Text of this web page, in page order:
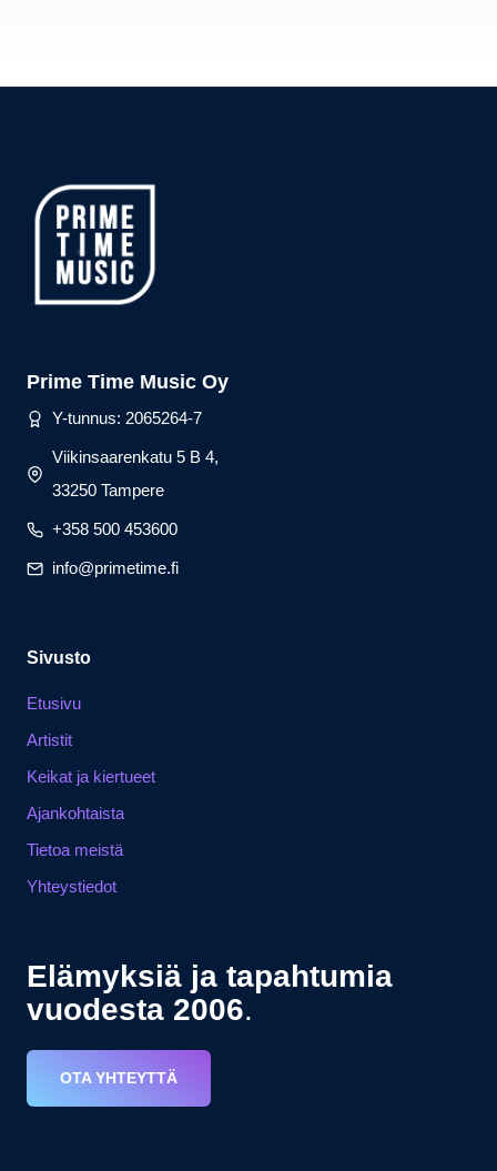
Prime Time Music Oy
Y-tunnus: 2065264-7
Viikinsaarenkatu 5 B 4,
33250 Tampere
+358 500 453600
info@primetime.fi
Sivusto
Etusivu
Artistit
Keikat ja kiertueet
Ajankohtaista
Tietoa meistä
Yhteystiedot
Elämyksiä ja tapahtumia
vuodesta 2006.
OTA YHTEYTTÄ